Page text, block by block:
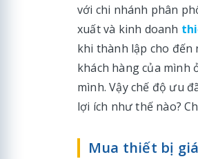
với chi nhánh phân
xuất và kinh doanh
khi thành lập cho đến
khách hàng của mình
mình. Vậy chế độ ưu
lợi ích như thế nào?
Mua thiết bị